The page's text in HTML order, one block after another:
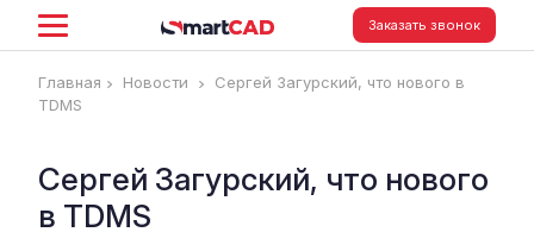
Заказать звонок
Главная Новости
Сергей Загурский, что нового в
TDMS
Сергей Загурский, что нового
в TDMS